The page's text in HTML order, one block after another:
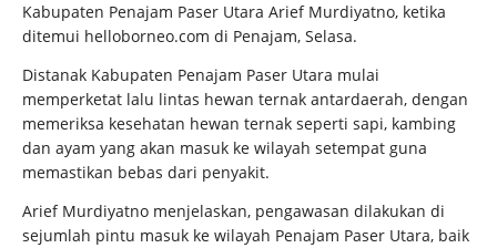
Kabupaten Penajam Paser Utara Arief Murdiyatno, ketika
ditemui helloborneo.com di Penajam, Selasa.
Distanak Kabupaten Penajam Paser Utara mulai
memperketat lalu lintas hewan ternak antardaerah, dengan
memeriksa kesehatan hewan ternak seperti sapi, kambing
dan ayam yang akan masuk ke wilayah setempat guna
memastikan bebas dari penyakit.
Arief Murdiyatno menjelaskan, pengawasan dilakukan di
sejumlah pintu masuk ke wilayah Penajam Paser Utara, baik